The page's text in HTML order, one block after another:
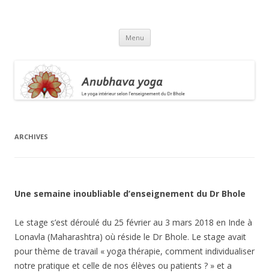
Menu Aller
contenu
ARCHIVES
Une semaine inoubliable d’enseignement du Dr Bhole
Le stage s’est déroulé du 25 février au 3 mars 2018 en Inde à
Lonavla (Maharashtra) où réside le Dr Bhole. Le stage avait
pour thème de travail « yoga thérapie, comment individualiser
notre pratique et celle de nos élèves ou patients ? » et a